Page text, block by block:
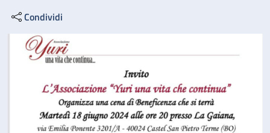
Condividi